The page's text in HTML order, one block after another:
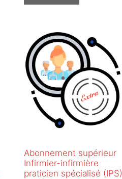
Abonnement supérieur
Infirmier-infirmière
praticien spécialisé (IPS)